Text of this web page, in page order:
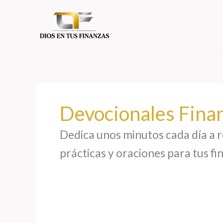
Devocionales
Dedica unos minutos cada día
prácticas y oraciones para tus